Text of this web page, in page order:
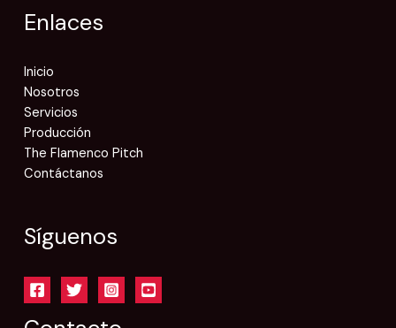
Enlaces
Inicio
Nosotros
Servicios
Producción
The Flamenco Pitch
Contáctanos
Síguenos